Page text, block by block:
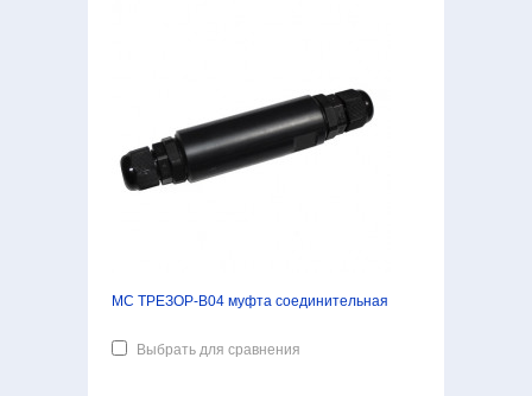
МС ТРЕЗОР-В04 муфта соединительная
Выбрать для сравнения